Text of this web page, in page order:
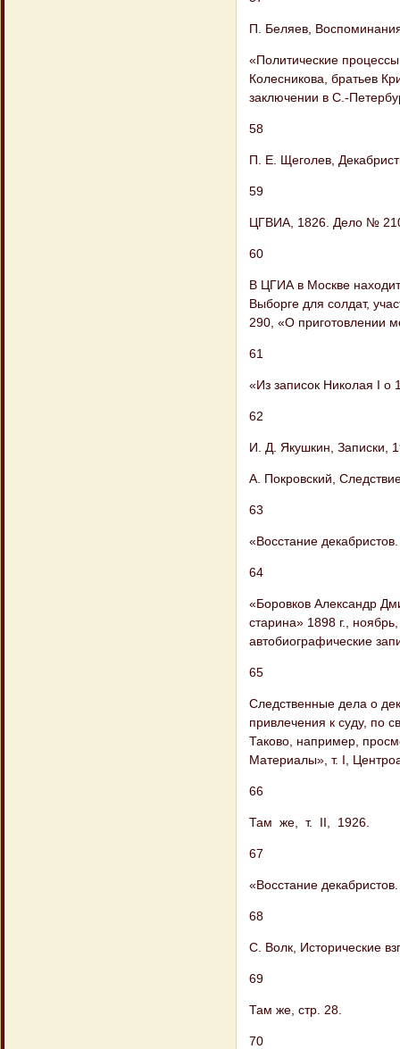
П. Беляев,
«Политические
Колесникова, братьев
заключении в С.-
58
П. Е. Щеголев,
59
ЦГВИА, 1826. Дело №
60
В ЦГИА в Москве
Выборге для солдат,
290, «О приготовлении
61
«Из записок Николая I о
62
И. Д. Якушкин, Записки,
А. Покровский,
63
«Восстание
64
«Боровков Александр
старина» 1898 г.,
автобиографические
65
Следственные дела о
привлечения к суду, по
Таково, например,
Материалы», т. I,
66
Там же, т. II, 1926.
67
«Восстание
68
С. Волк, Исторические
69
Там же, стр. 28.
70